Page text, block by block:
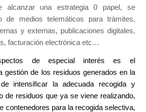
alcanzar una estrategia 0 papel, se
de medios telemáticos para trámites,
y externas, publicaciones digitales,
facturación electrónica etc…
de especial interés es el
gestión de los residuos generados en la
intensificar la adecuada recogida y
de residuos que ya se viene realizando,
contenedores para la recogida selectiva,